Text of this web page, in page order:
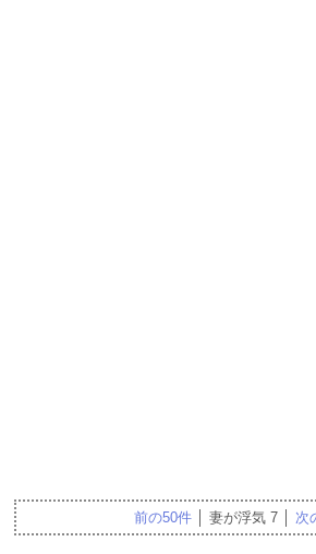
前の50件 │ 妻が浮気 7 │ 次